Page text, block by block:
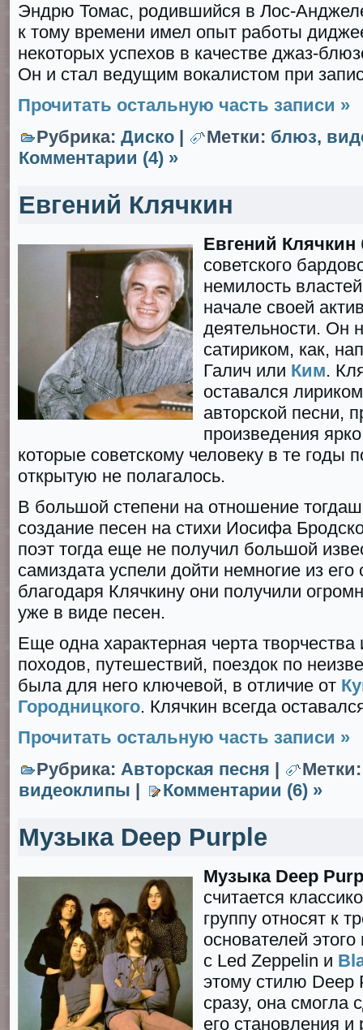
Эндрю Томас, родившийся в Лос-
к тому времени имел опыт работы
некоторых успехов в качестве джаз-
Он и стал ведущим вокалистом при
Прочитать остальную часть записи »
Рубрика: Диско | Метки: блюз,
Комментарии (4) »
Евгений Клячкин
Евгений Клячкин
советского
немилость
начале своей
деятельности. Он
сатириком, как,
Галич или Ким.
оставался
авторской песни,
произведения
которые советскому человеку в те годы
открытую не полагалось.
В большой степени на отношение
создание песен на стихи Иосифа
поэт тогда еще не получил большой
самиздата успели дойти немногие из
благодаря Клячкину они получили
уже в виде песен.
Еще одна характерная черта творчества
походов, путешествий, поездок по
была для него ключевой, в отличие от
Городницкого. Клячкин всегда
Прочитать остальную часть записи »
Рубрика: Авторская песня |
видеоклипы | Комментарии (6) »
Музыка Deep Purple
Музыка Deep
считается
группу относят к
основателей
с Led Zeppelin и
этому стилю
сразу, она смогла
его становления и